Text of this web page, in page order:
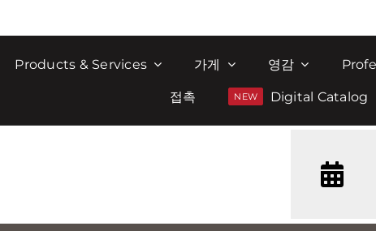
Products & Services 가게 영감
접촉 Digital Catalog